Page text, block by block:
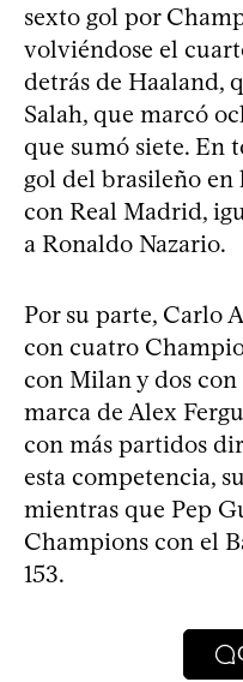
sexto gol por
volviéndose el
detrás de Haaland,
Salah, que marcó
que sumó siete. En
gol del brasileño en
con Real Madrid,
a Ronaldo Nazario.
Por su parte, Carlo
con cuatro
con Milan y dos
marca de Alex
con más partidos
esta competencia,
mientras que Pep
Champions con el
153.